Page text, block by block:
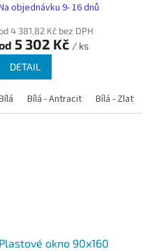
Bílá - Tmavý dub Bílá -
objednávku 9- 16 dnů
4 381,82 Kč bez DPH
5 302 Kč / ks
DETAIL
Bílá - Antracit Bílá - Zlatý
Plastové okno 90x160